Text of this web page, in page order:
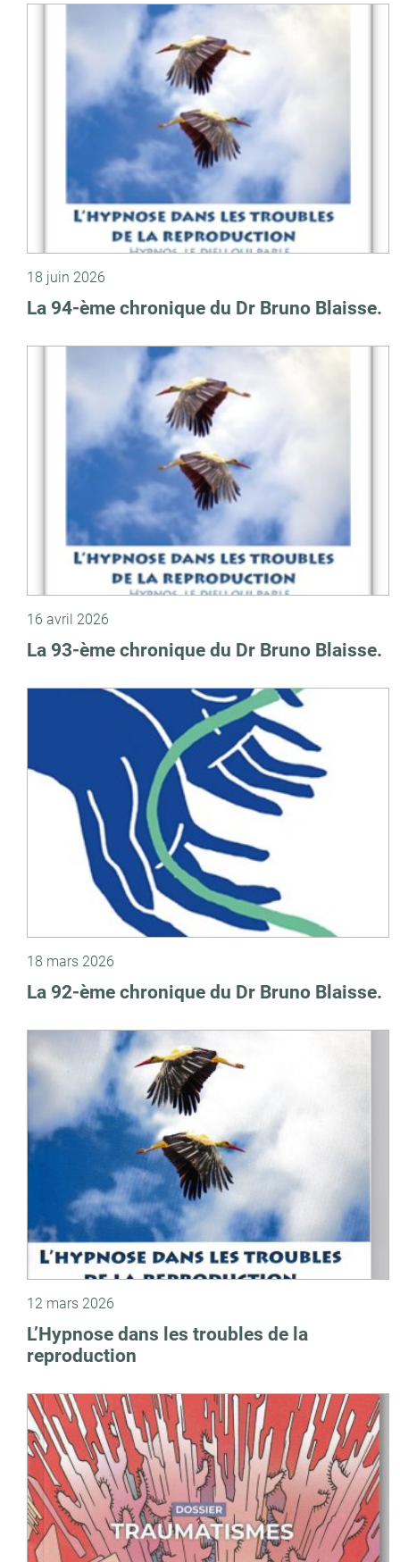
18 juin 2026
La 94-ème chronique du Dr Bruno Blaisse.
16 avril 2026
La 93-ème chronique du Dr Bruno Blaisse.
18 mars 2026
La 92-ème chronique du Dr Bruno Blaisse.
12 mars 2026
L’Hypnose dans les troubles de la
reproduction